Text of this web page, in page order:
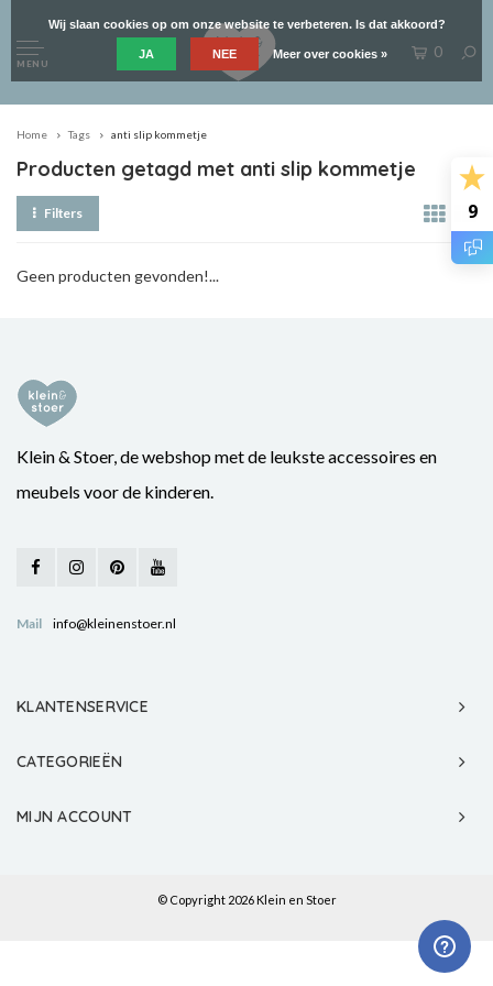
9
MENU
0
Home Tags anti slip kommetje
Producten getagd met anti slip kommetje
Filters
Geen producten gevonden!...
Klein & Stoer, de webshop met de leukste accessoires en
meubels voor de kinderen.
Mail info@kleinenstoer.nl
KLANTENSERVICE
CATEGORIEËN
MIJN ACCOUNT
© Copyright 2026 Klein en Stoer
Wij slaan cookies op om onze website te verbeteren. Is dat akkoord?
JA NEE Meer over cookies »